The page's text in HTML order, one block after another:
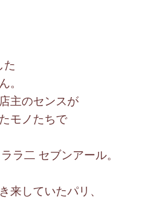
た
。
主のセンスが
モノたちで
ララ二 セブンアール。
来していたパリ、